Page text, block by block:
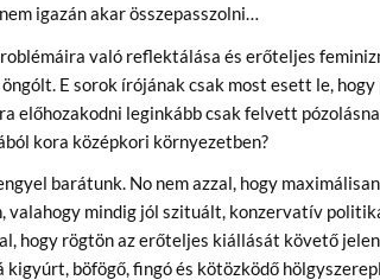
igazán akar összepasszolni…
való reflektálása és erőteljes
E sorok írójának csak most esett le, hogy
előhozakodni leginkább csak felvett
kora középkori környezetben?
barátunk. No nem azzal, hogy
valahogy mindig jól szituált, konzervatív
hogy rögtön az erőteljes kiállását követő
böfögő, fingó és kötözködő